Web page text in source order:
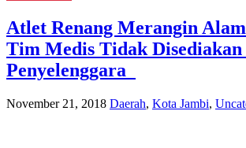
Atlet Renang Merangin
Tim Medis Tidak
Penyelenggara
November 21, 2018 Daerah, Kota Jambi,